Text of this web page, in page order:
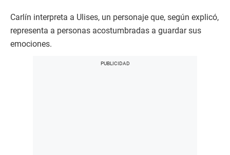
Carlín interpreta a Ulises, un personaje que, según explicó,
representa a personas acostumbradas a guardar sus
emociones.